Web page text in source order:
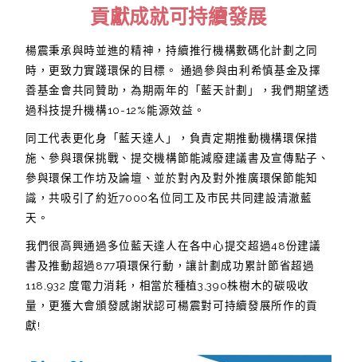
貢獻成就可持續發展
楊震秉承與時並進的精神，持續推行機構數碼化計劃之同
時，更致力實踐環保的目標。 通過參與由利希慎基金及擇
善基金會共同贊助，為期兩年的「藍天計劃」，我們期望透
過科技提升機構10-12%能源效益。
同工代表更化身「藍天達人」，負責定期推動機構環保措
施、參與環保挑戰、提交機構節能減廢建議書及宣傳點子、
參與環保工作坊及論壇、並於對內及對外推廣環保節能知
識，共吸引了約近7000名位同工及市民共同建設清澈藍
天。
我們很高興通過多位藍天達人在各中心提交超過48份建議
書及推動超過877項環保行動，讓計劃成功累計節省超過
118,932 度電力消耗，相當於種植3,390株樹木的碳吸收
量，更獲大會頒發感謝狀認可楊震對可持續發展所作的貢
獻!